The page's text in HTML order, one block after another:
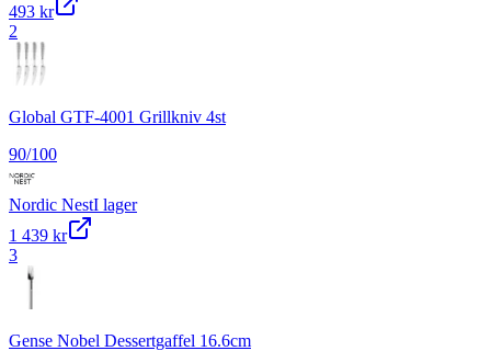
493 kr
2
Global GTF-4001 Grillkniv 4st
90/100
Nordic NestI lager
1 439 kr
3
Gense Nobel Dessertgaffel 16.6cm